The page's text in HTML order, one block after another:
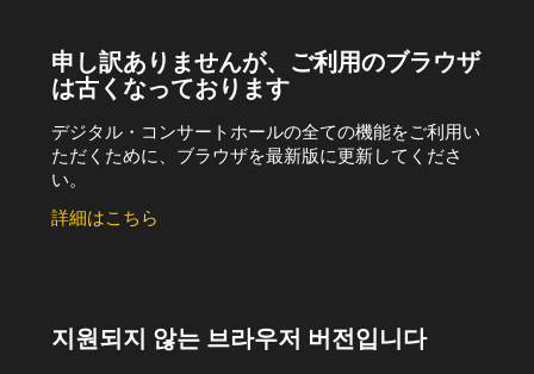
申し訳ありませんが、ご利用のブラウザ
は古くなっております
デジタル・コンサートホールの全ての機能をご利用い
ただくために、ブラウザを最新版に更新してくださ
い。
詳細はこちら
지원되지 않는 브라우저 버전입니다